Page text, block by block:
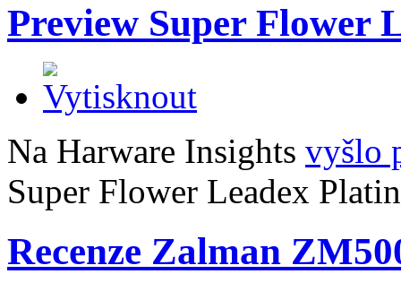
Preview Super Flower
Na Harware Insights vyšlo
Super Flower Leadex
Recenze Zalman